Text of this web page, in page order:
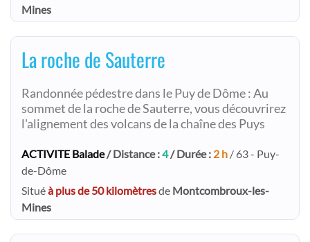
Mines
La roche de Sauterre
Randonnée pédestre dans le Puy de Dôme : Au
sommet de la roche de Sauterre, vous découvrirez
l'alignement des volcans de la chaîne des Puys
ACTIVITE Balade/ Distance :4/ Durée : 2 h / 63 - Puy-
de-Dôme
Situéà plus de 50 kilomètresde Montcombroux-les-
Mines